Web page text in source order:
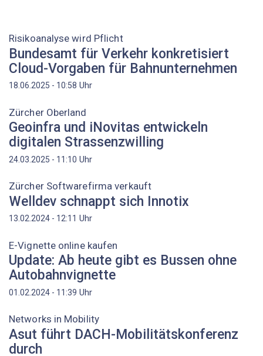
Risikoanalyse wird Pflicht
Bundesamt für Verkehr konkretisiert
Cloud-Vorgaben für Bahnunternehmen
18.06.2025 - 10:58 Uhr
Zürcher Oberland
Geoinfra und iNovitas entwickeln
digitalen Strassenzwilling
24.03.2025 - 11:10 Uhr
Zürcher Softwarefirma verkauft
Welldev schnappt sich Innotix
13.02.2024 - 12:11 Uhr
E-Vignette online kaufen
Update: Ab heute gibt es Bussen ohne
Autobahnvignette
01.02.2024 - 11:39 Uhr
Networks in Mobility
Asut führt DACH-Mobilitätskonferenz
durch